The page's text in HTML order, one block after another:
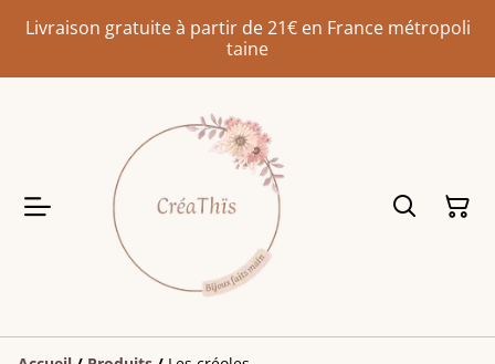
Livraison gratuite à partir de 21€ en France métropoli
taine